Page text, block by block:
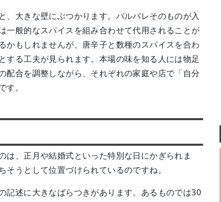
、大きな壁にぶつかります。バルバレそのものが入
一般的なスパイスを組み合わせて代用されることが
かもしれませんが、唐辛子と数種のスパイスを合わ
する工夫が見られます。本場の味を知る人には物足
配合を調整しながら、それぞれの家庭や店で「自分
。
、正月や結婚式といった特別な日にかぎられま
うとして位置づけられているのですね。
記述に大きなばらつきがあります。あるものでは30